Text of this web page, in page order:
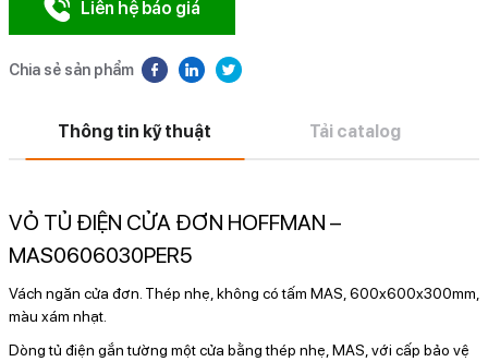
Liên hệ báo giá
Chia sẻ sản phẩm
Thông tin kỹ thuật Tải catalog
VỎ TỦ ĐIỆN CỬA ĐƠN HOFFMAN –
MAS0606030PER5
Vách ngăn cửa đơn. Thép nhẹ, không có tấm MAS, 600x600x300mm,
màu xám nhạt.
Dòng tủ điện gắn tường một cửa bằng thép nhẹ, MAS, với cấp bảo vệ